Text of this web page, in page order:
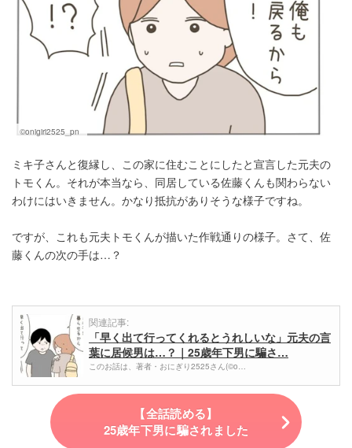
©onigiri2525_pn
ミキ子さんと復縁し、この家に住むことにしたと宣言した元夫の
トモくん。それが本当なら、同居している佐藤くんも関わらない
わけにはいきません。かなり抵抗がありそうな様子ですね。
ですが、これも元夫トモくんが描いた作戦通りの様子。さて、佐
藤くんの次の手は…？
関連記事:
「早く出て行ってくれるとうれしいな」元夫の言
葉に居候男は…？｜25歳年下男に騙さ…
このお話は、著者・おにぎり2525さん(©o…
【全話読める】
25歳年下男に騙されました